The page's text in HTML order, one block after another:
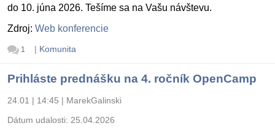
do 10. júna 2026. Tešíme sa na Vašu návštevu.
Zdroj: Web konferencie
1 | Komunita
Prihláste prednášku na 4. ročník OpenCamp
24.01 | 14:45 | MarekGalinski
Dátum udalosti: 25.04.2026